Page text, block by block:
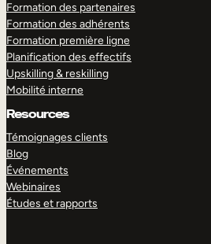
Formation des partenaires
Formation des adhérents
Formation première ligne
Planification des effectifs
Upskilling & reskilling
Mobilité interne
Resources
Témoignages clients
Blog
Événements
Webinaires
Études et rapports